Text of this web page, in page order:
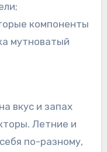
компоненты
мутноватый
вкус и запах
Летние и
по-разному,